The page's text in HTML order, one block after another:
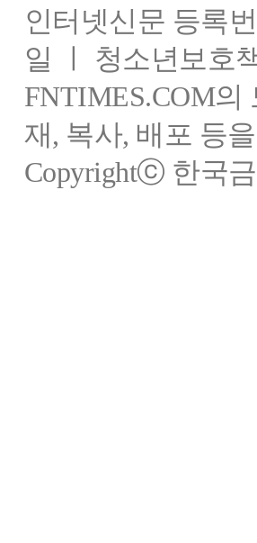
인터넷신문 등록
일 ㅣ 청소년보호
FNTIMES.COM
재, 복사, 배포 등
Copyrightⓒ 한국금